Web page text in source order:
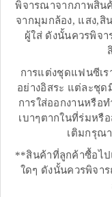
พิจารณาจากภาพสิน
จากมุมกล้อง, แสง,สิ
ผู้ใส่ ดังนั้นควรพิจา
การแต่งชุดแฟนซีเร
อย่างอิสระ แต่ละชุ
การใส่ออกงานหรือ
เบาๆตากในที่ร่มหรื
เติมกรุณ
**สินค้าที่ลูกค้าซื้อไป
ใดๆ ดังนั้นควรพิจา